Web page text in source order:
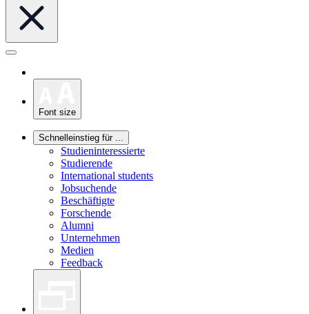
Font size
Schnelleinstieg für ...
Studieninteressierte
Studierende
International students
Jobsuchende
Beschäftigte
Forschende
Alumni
Unternehmen
Medien
Feedback